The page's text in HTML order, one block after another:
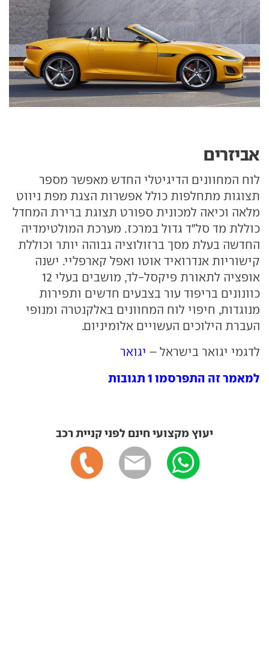
אביזרים
לוח המחוונים הדיגיטלי החדש מאפשר מספר
תצוגות מתחלפות כולל אפשרות הצגת מפת ניווט
מלאה וכיאה למכונית ספורט תצוגת ברירת המחדל
כוללת מד סל"ד גדול במרכז. מערכת המולטימדיה
החדשה בעלת מסך ברזולוציה גבוהה יותר וכוללת
קישוריות אנדרואיד אוטו ואפל קארפליי. ישנה
אופציה לתאורת פיקסל-לד, מושבים בעלי 12
כוונונים בריפוד עור בצבעים חדשים ותפירות
מנוגדות, חיפוי לוח המחוונים באלקנטרה ומנופי
העברת הילוכים העשויים אלומיניום.
לדגמי יגואר בישראל – יגואר
למאמר זה התפרסמו 1 תגובות
יעוץ מקצועי חינם לפני קניית רכב